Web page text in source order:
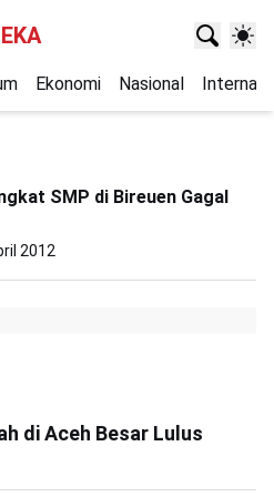
Ekonomi Nasional
SMP di Bireuen Gagal
2012
di Aceh Besar Lulus